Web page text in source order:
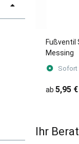
Fußventil
Messing
Sofort
ab 5,95 €
Ihr